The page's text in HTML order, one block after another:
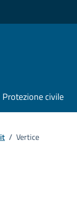
Protezione civile
/ Vertice